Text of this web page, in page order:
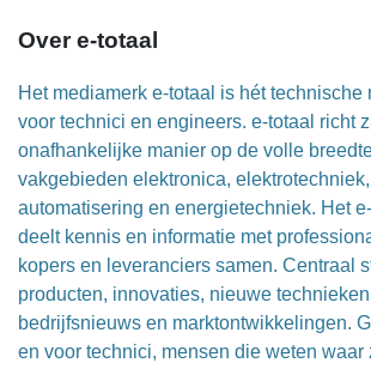
Over e-totaal
Het mediamerk e-totaal is hét technische
voor technici en engineers. e-totaal richt
onafhankelijke manier op de volle
vakgebieden elektronica,
automatisering en energietechniek. Het
deelt kennis en informatie met
kopers en leveranciers samen. Centraal
producten, innovaties, nieuwe
bedrijfsnieuws en marktontwikkelingen.
en voor technici, mensen die weten waar